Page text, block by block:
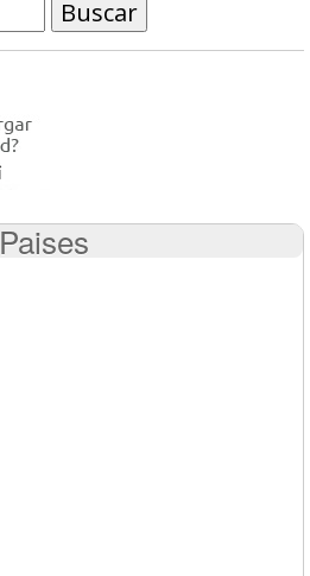
Paises